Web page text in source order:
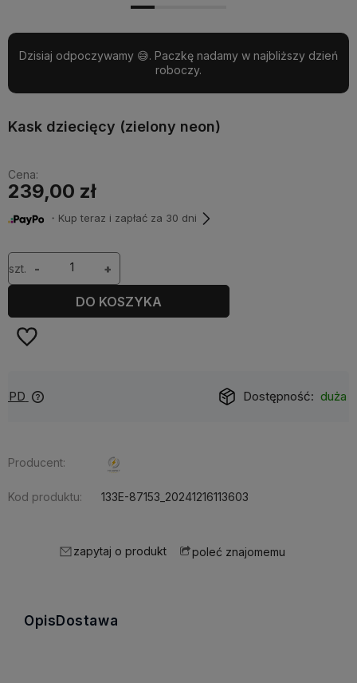
Dzisiaj odpoczywamy 😅. Paczkę nadamy w najbliższy dzień
roboczy.
Kask dziecięcy (zielony neon)
Cena:
239,00 zł
・Kup teraz i zapłać za 30 dni
szt. +
-
DO KOSZYKA
duża ilość
Producent:
Kod produktu: 133E-87153_20241216113603
zapytaj o produkt poleć znajomemu
Opis Dostawa